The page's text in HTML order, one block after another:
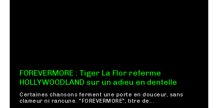
FOREVERMORE : Tiger La Flor referme
HOLLYWOODLAND sur un adieu en dentelle
Certaines chansons ferment une porte en douceur, sans
clameur ni rancune. "FOREVERMORE", titre de...